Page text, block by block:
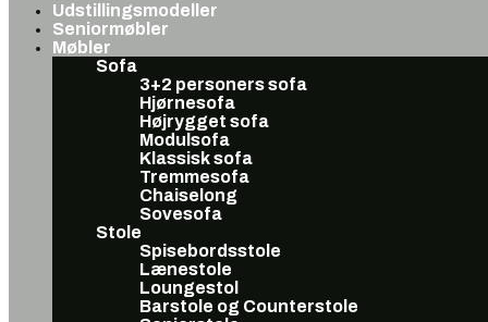
Udstillingsmodeller
Seniormøbler
Møbler
Sofa
3+2 personers sofa
Hjørnesofa
Højrygget sofa
Modulsofa
Klassisk sofa
Tremmesofa
Chaiselong
Sovesofa
Stole
Spisebordsstole
Lænestole
Loungestol
Barstole og Counterstole